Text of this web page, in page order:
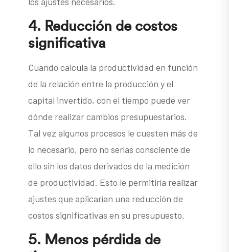
4. Reducción de costos
significativa
Cuando calcula la productividad en función
de la relación entre la producción y el
capital invertido, con el tiempo puede ver
dónde realizar cambios presupuestarios.
Tal vez algunos procesos le cuesten más de
lo necesario, pero no serías consciente de
ello sin los datos derivados de la medición
de productividad. Esto le permitiría realizar
ajustes que aplicarían una reducción de
costos significativas en su presupuesto.
5. Menos pérdida de